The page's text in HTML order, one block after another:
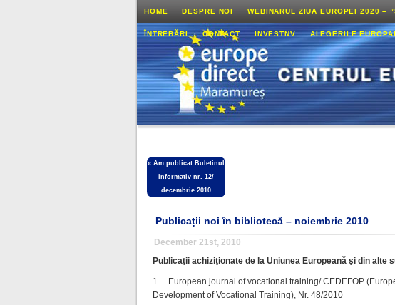
HOME DESPRE NOI WEBINARUL ZIUA EUROPEI 2020 –
ÎNTREBĂRI CONTACT INVESTNV ALEGERILE
«Am publicat Buletinul
informativ nr. 12/
decembrie 2010
Publicații noi în bibliotecă – noiembrie 2010
December 21st, 2010
Publicaţii achiziţionate de la Uniunea Europeană şi din alte
1. European journal of vocational training/ CEDEFOP
Development of Vocational Training), Nr. 48/2010